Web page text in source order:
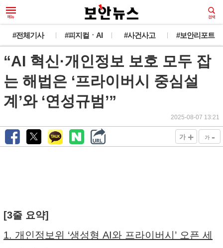
#전체기사 #피지컬ㆍAI #사건사고 #보안리포트
“AI 혁신·개인정보 보호 모두 잡
는 해법은 ‘프라이버시 중심설
계’와 ‘연성규범’”
2025-08-07 13:21
가 + 가 -
[3줄 요약]
1. 개인정보위 ‘생성형 AI와 프라이버시’ 오픈 세